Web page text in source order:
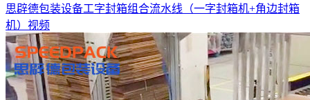
思辟德包装设备工字封箱组合流水线（一字封箱机+角边封箱
机）视频